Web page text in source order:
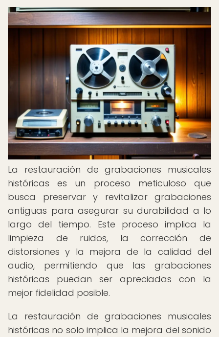
La restauración de grabaciones musicales
históricas es un proceso meticuloso que
busca preservar y revitalizar grabaciones
antiguas para asegurar su durabilidad a lo
largo del tiempo. Este proceso implica la
limpieza de ruidos, la corrección de
distorsiones y la mejora de la calidad del
audio, permitiendo que las grabaciones
históricas puedan ser apreciadas con la
mejor fidelidad posible.
La restauración de grabaciones musicales
históricas no solo implica la mejora del sonido